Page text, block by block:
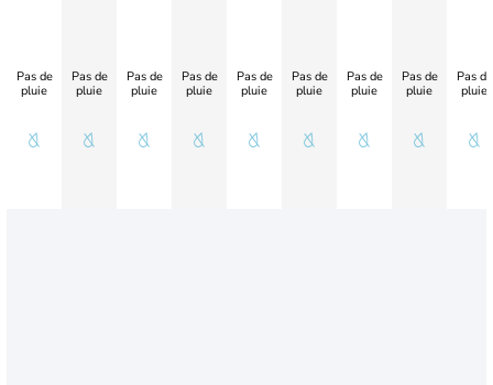
Pas de
pluie
Pas de
pluie
Pas de
pluie
Pas de
pluie
Pas de
pluie
Pas de
pluie
Pas de
pluie
Pas de
pluie
Pas de
pluie